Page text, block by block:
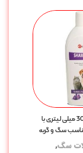
شامپو یورک 300 میلی لیتری با
سگ و گربه
سگ,